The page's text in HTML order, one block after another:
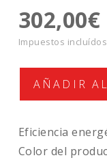
302,00€
Impuestos incluídos
Eficiencia
Color del